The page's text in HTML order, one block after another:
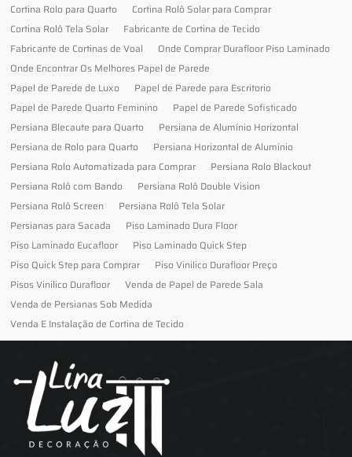
Cortina Rolo para Quarto
Cortina Rolô Solar para Comprar
Cortina Rolô Tela Solar
Fabricante de Cortina de Tecido
Fabricante de Cortinas de Voal
Onde Comprar Durafloor Piso Laminado
Onde Encontrar Os Melhores Papel de Parede
Papel de Parede de Luxo
Papel de Parede para Escritorio
Papel de Parede Quarto Feminino
Papel de Parede Sofisticado
Persiana Blecaute para Quarto
Persiana de Alumínio Horizontal
Persiana de Rolo para Quarto
Persiana Horizontal de Alumínio
Persiana Rolo Automatizada para Comprar
Persiana Rolo Blackout
Persiana Rolô com Bando
Persiana Rolô Double Vision
Persiana Rolô Screen
Persiana Rolô Tela Solar
Persianas para Sacada
Piso Laminado Dura Floor
Piso Laminado Eucafloor
Piso Laminado Quick Step
Piso Quick Step para Comprar
Piso Vinilico Durafloor Preço
Pisos Vinilico Durafloor
Venda de Papel de Parede Sala
Venda de Persianas Sob Medida
Venda E Instalação de Cortina de Tecido